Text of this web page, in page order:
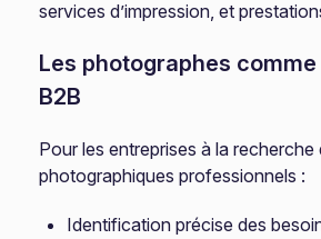
services d’impression, et
Les photographes
B2B
Pour les entreprises à la recherche
photographiques professionnels :
Identification précise des